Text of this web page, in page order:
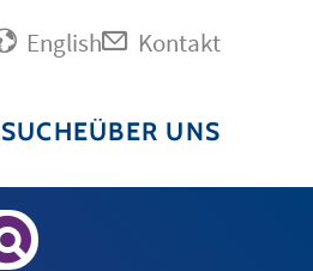
English Kontakt
SUCHEÜBER UNS